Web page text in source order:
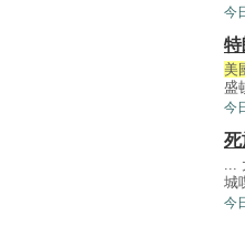
今
特
美
盛
今
死
城
今